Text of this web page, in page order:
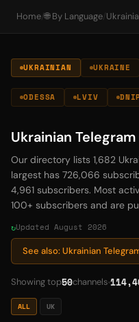
Home/🌐 By Language/
UKRAINIAN UKRAINE
ODESSA LVIV
Ukrainian
Our directory lists 1,682
largest has 726,066
4,961 subscribers. Most
100+ subscribers and are
Updated August 2026
See also: Ukrainian
Showing top50channels
ALL UK